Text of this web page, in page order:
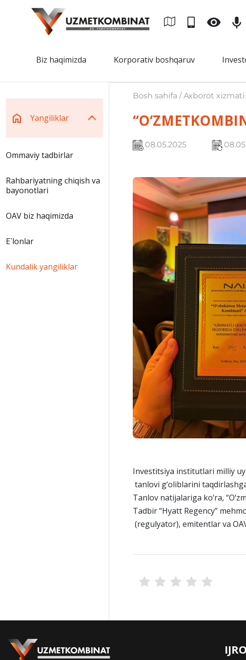
Biz haqimizda Korporativ boshqaruv
Yangiliklar
Ommaviy tadbirlar
Rahbariyatning chiqish va
bayonotlari
OAV biz haqimizda
E`lonlar
Kundalik yangiliklar
Bosh sahifa / Axborot
08.05.2025
Investitsiya institutlari milliy
tanlovi g‘oliblarini
Tanlov natijalariga ko‘ra,
Tadbir “Hyatt Regency”
(regulyator), emitentlar va